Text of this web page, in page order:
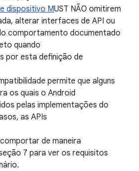
dispositivo MUST NÃO omitirem
alterar interfaces de API ou
comportamento documentado
quando
por esta definição de
permite que alguns
os quais o Android
pelas implementações do
as APIs
de maneira
7 para ver os requisitos